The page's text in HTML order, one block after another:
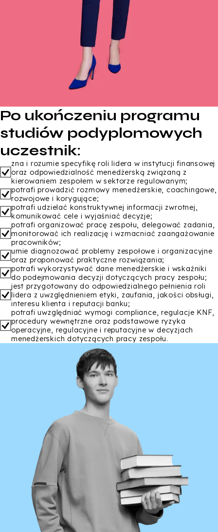
Po ukończeniu programu
studiów podyplomowych
uczestnik:
zna i rozumie specyfikę roli lidera w instytucji finansowej
oraz odpowiedzialność menedżerską związaną z
kierowaniem zespołem w sektorze regulowanym;
potrafi prowadzić rozmowy menedżerskie, coachingowe,
rozwojowe i korygujące;
potrafi udzielać konstruktywnej informacji zwrotnej,
komunikować cele i wyjaśniać decyzje;
potrafi organizować pracę zespołu, delegować zadania,
monitorować ich realizację i wzmacniać zaangażowanie
pracowników;
umie diagnozować problemy zespołowe i organizacyjne
oraz proponować praktyczne rozwiązania;
potrafi wykorzystywać dane menedżerskie i wskaźniki
do podejmowania decyzji dotyczących pracy zespołu;
jest przygotowany do odpowiedzialnego pełnienia roli
lidera z uwzględnieniem etyki, zaufania, jakości obsługi,
interesu klienta i reputacji banku;
potrafi uwzględniać wymogi compliance, regulacje KNF,
procedury wewnętrzne oraz podstawowe ryzyka
operacyjne, regulacyjne i reputacyjne w decyzjach
menedżerskich dotyczących pracy zespołu.